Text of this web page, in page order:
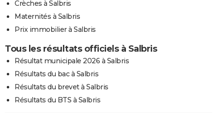
Crèches à Salbris
Maternités à Salbris
Prix immobilier à Salbris
Tous les résultats officiels à Salbris
Résultat municipale 2026 à Salbris
Résultats du bac à Salbris
Résultats du brevet à Salbris
Résultats du BTS à Salbris